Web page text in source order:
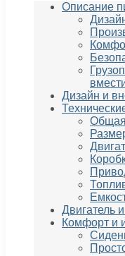
Описание
Дизайн и
Двигатель
Комфорт и